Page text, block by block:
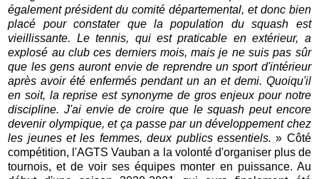
également président du comité départemental, et donc bien
placé pour constater que la population du squash est
vieillissante. Le tennis, qui est praticable en extérieur, a
explosé au club ces derniers mois, mais je ne suis pas sûr
que les gens auront envie de reprendre un sport d'intérieur
après avoir été enfermés pendant un an et demi. Quoiqu'il
en soit, la reprise est synonyme de gros enjeux pour notre
discipline. J'ai envie de croire que le squash peut encore
devenir olympique, et ça passe par un développement chez
les jeunes et les femmes, deux publics essentiels.» Côté
compétition, l'AGTS Vauban a la volonté d'organiser plus de
tournois, et de voir ses équipes monter en puissance. Au